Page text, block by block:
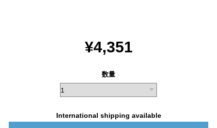
¥4,351
数量
International shipping available